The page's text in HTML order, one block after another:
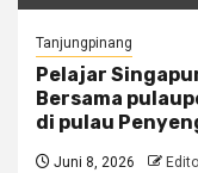
Tanjungpinang
Pelajar
Bersama
di pulau
Juni 8, 2026